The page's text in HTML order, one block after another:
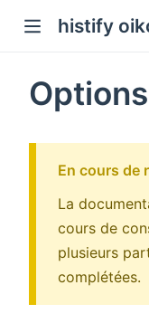
histify
Options
En cours de
La
cours de
plusieurs
complétées.